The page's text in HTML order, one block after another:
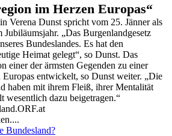
im Herzen Europas“
Verena Dunst spricht vom 25. Jänner als
Jubiläumsjahr. „Das Burgenlandgesetz
Bundeslandes. Es hat den
Heimat gelegt“, so Dunst. Das
einer der ärmsten Gegenden zu einer
entwickelt, so Dunst weiter. „Die
haben mit ihrem Fleiß, ihrer Mentalität
wesentlich dazu beigetragen.“
Bundesland?